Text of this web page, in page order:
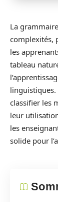
La
complexités,
les
tableau
linguistiques.
classifier les
leur
les
solide pour